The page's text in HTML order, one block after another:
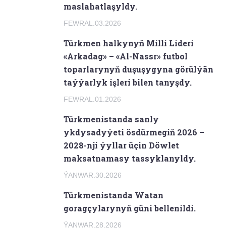
maslahatlaşyldy.
FEWRAL.03.2026
Türkmen halkynyň Milli Lideri
«Arkadag» – «Al-Nassr» futbol
toparlarynyň duşuşygyna görülýän
taýýarlyk işleri bilen tanyşdy.
FEWRAL.01.2026
Türkmenistanda sanly
ykdysadyýeti ösdürmegiň 2026 –
2028-nji ýyllar üçin Döwlet
maksatnamasy tassyklanyldy.
ÝANWAR.30.2026
Türkmenistanda Watan
goragçylarynyň güni bellenildi.
ÝANWAR.28.2026